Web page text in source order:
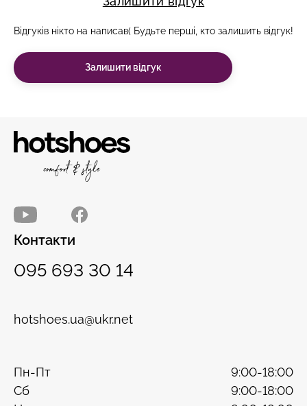
Відгуків нікто на написав( Будьте перші, кто залишить відгук!
Залишити відгук
Контакти
095 693 30 14
hotshoes.ua@ukr.net
Пн-Пт
9:00-18:00
Сб
9:00-18:00